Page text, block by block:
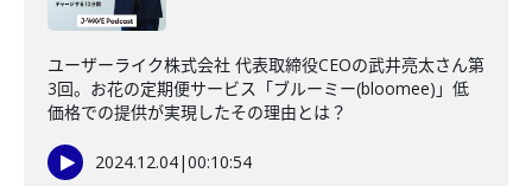
ユーザーライク株式会社 代表取締役CEOの武井亮太さん第
3回。お花の定期便サービス「ブルーミー(bloomee)」低
価格での提供が実現したその理由とは？
2024.12.04|00:10:54